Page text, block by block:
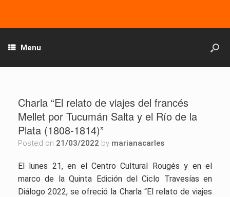
Menu
Charla “El relato de viajes del francés
Mellet por Tucumán Salta y el Río de la
Plata (1808-1814)”
Posted on 21/03/2022 by marianacarles
El lunes 21, en el Centro Cultural Rougés y en el
marco de la Quinta Edición del Ciclo Travesías en
Diálogo 2022, se ofreció la Charla “El relato de viajes